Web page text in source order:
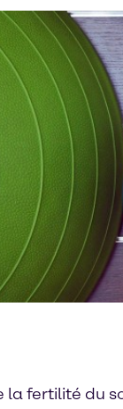
fertilité du